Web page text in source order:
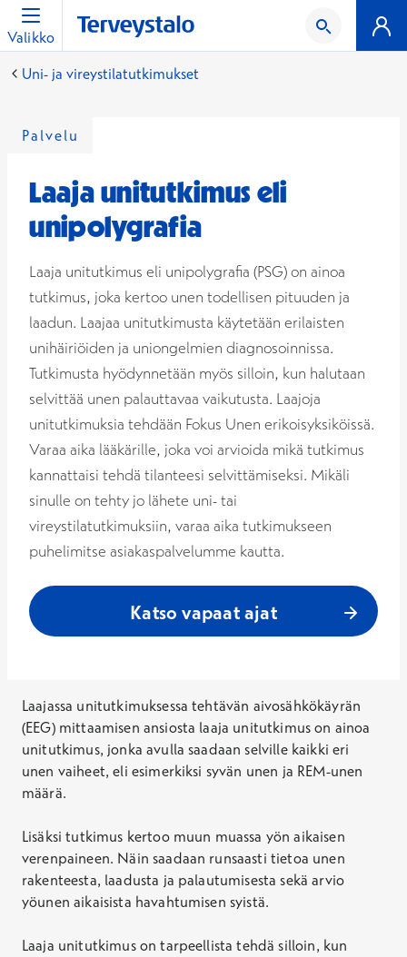
Valikko
Uni- ja vireystilatutkimukset
Palvelu
Laaja unitutkimus eli
unipolygrafia
Laaja unitutkimus eli unipolygrafia (PSG) on ainoa
tutkimus, joka kertoo unen todellisen pituuden ja
laadun. Laajaa unitutkimusta käytetään erilaisten
unihäiriöiden ja uniongelmien diagnosoinnissa.
Tutkimusta hyödynnetään myös silloin, kun halutaan
selvittää unen palauttavaa vaikutusta. Laajoja
unitutkimuksia tehdään Fokus Unen erikoisyksiköissä.
Varaa aika lääkärille, joka voi arvioida mikä tutkimus
kannattaisi tehdä tilanteesi selvittämiseksi. Mikäli
sinulle on tehty jo lähete uni- tai
vireystilatutkimuksiin, varaa aika tutkimukseen
puhelimitse asiakaspalvelumme kautta.
Katso vapaat ajat
Laajassa unitutkimuksessa tehtävän aivosähkökäyrän
(EEG) mittaamisen ansiosta laaja unitutkimus on ainoa
unitutkimus, jonka avulla saadaan selville kaikki eri
unen vaiheet, eli esimerkiksi syvän unen ja REM-unen
määrä.
Lisäksi tutkimus kertoo muun muassa yön aikaisen
verenpaineen. Näin saadaan runsaasti tietoa unen
rakenteesta, laadusta ja palautumisesta sekä arvio
yöunen aikaisista havahtumisen syistä.
Laaja unitutkimus on tarpeellista tehdä silloin, kun